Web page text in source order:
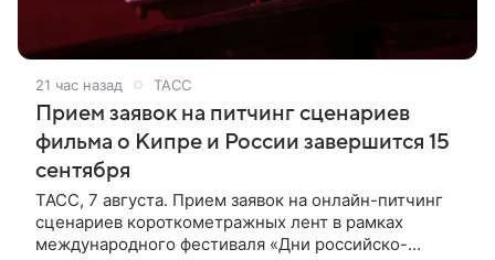
21 час назад ТАСС
Прием заявок на питчинг сценариев
фильма о Кипре и России завершится 15
сентября
ТАСС, 7 августа. Прием заявок на онлайн-питчинг
сценариев короткометражных лент в рамках
международного фестиваля «Дни российско-